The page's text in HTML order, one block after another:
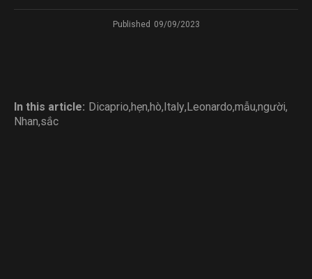
Published 09/09/2023
In this article: Dicaprio,hẹn,hò,Italy,Leonardo,mẫu,người,
Nhan,sắc